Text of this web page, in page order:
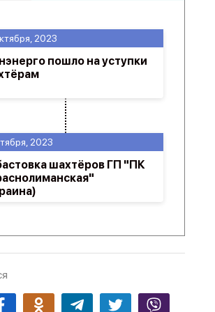
конфиденциальности
2023
шахтёров ГП "ПК
2023
пошло на уступки